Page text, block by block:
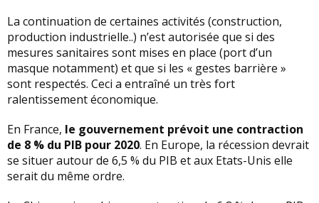
La continuation de certaines activités (construction,
production industrielle..) n’est autorisée que si des
mesures sanitaires sont mises en place (port d’un
masque notamment) et que si les « gestes barrière »
sont respectés. Ceci a entraîné un très fort
ralentissement économique.
En France, le gouvernement prévoit une contraction
de 8 % du PIB pour 2020. En Europe, la récession devrait
se situer autour de 6,5 % du PIB et aux Etats-Unis elle
serait du même ordre.